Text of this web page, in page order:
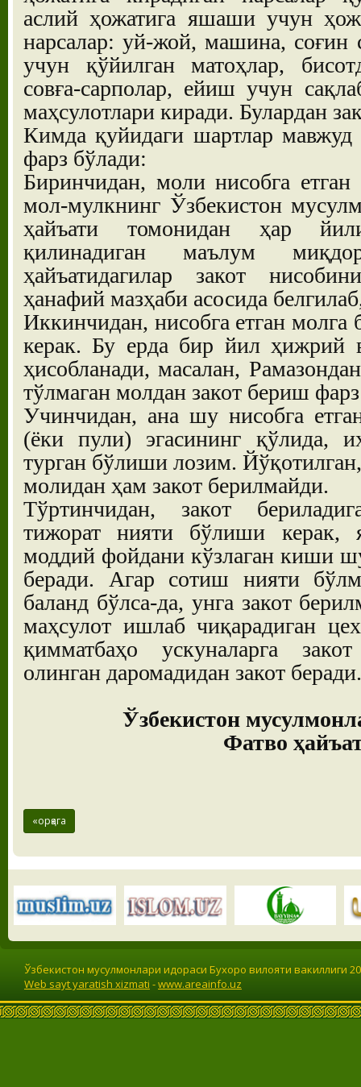
аслий ҳожатига яшаши учун
нарсалар: уй-жой, машина, соғин
учун қўйилган матоҳлар,
совға-сарполар, ейиш учун
маҳсулотлари киради. Булардан
Кимда қуйидаги шартлар мавжуд
фарз бўлади:
Биринчидан, моли нисобга
мол-мулкнинг Ўзбекистон
ҳайъати томонидан ҳар
қилинадиган маълум
ҳайъатидагилар закот
ҳанафий мазҳаби асосида
Иккинчидан, нисобга етган
керак. Бу ерда бир йил ҳижрий
ҳисобланади, масалан,
тўлмаган молдан закот бериш
Учинчидан, ана шу нисобга
(ёки пули) эгасининг қўлида,
турган бўлиши лозим.
молидан ҳам закот берилмайди.
Тўртинчидан, закот
тижорат нияти бўлиши керак,
моддий фойдани кўзлаган киши
беради. Агар сотиш нияти
баланд бўлса-да, унга закот
маҳсулот ишлаб чиқарадиган
қимматбаҳо ускуналарга
олинган даромадидан закот
Ўзбекистон
Фатво
«орқага
Ўзбекистон мусулмонлари идораси Бухоро вилояти вакиллиги
Web sayt yaratish xizmati -www.areainfo.uz